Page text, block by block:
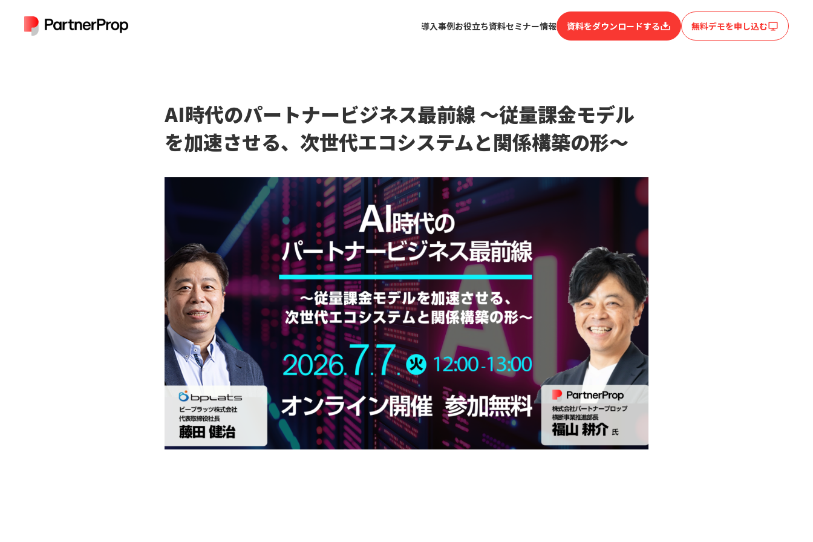
導入事例お役立ち資料セミナー情報 資料をダウンロードする 無料デモを申し込む
AI時代のパートナービジネス最前線 〜従量課金モデル
を加速させる、次世代エコシステムと関係構築の形〜